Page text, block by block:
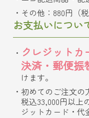
その他：880円（税
お支払いについ
クレジット
決済・郵便振
けます。
初めてのご注文の
税込33,000円以上
ジットカード・代